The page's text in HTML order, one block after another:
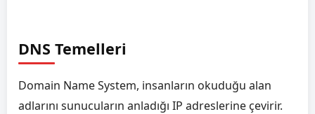
DNS Temelleri
Domain Name System, insanların okuduğu alan
adlarını sunucuların anladığı IP adreslerine çevirir.